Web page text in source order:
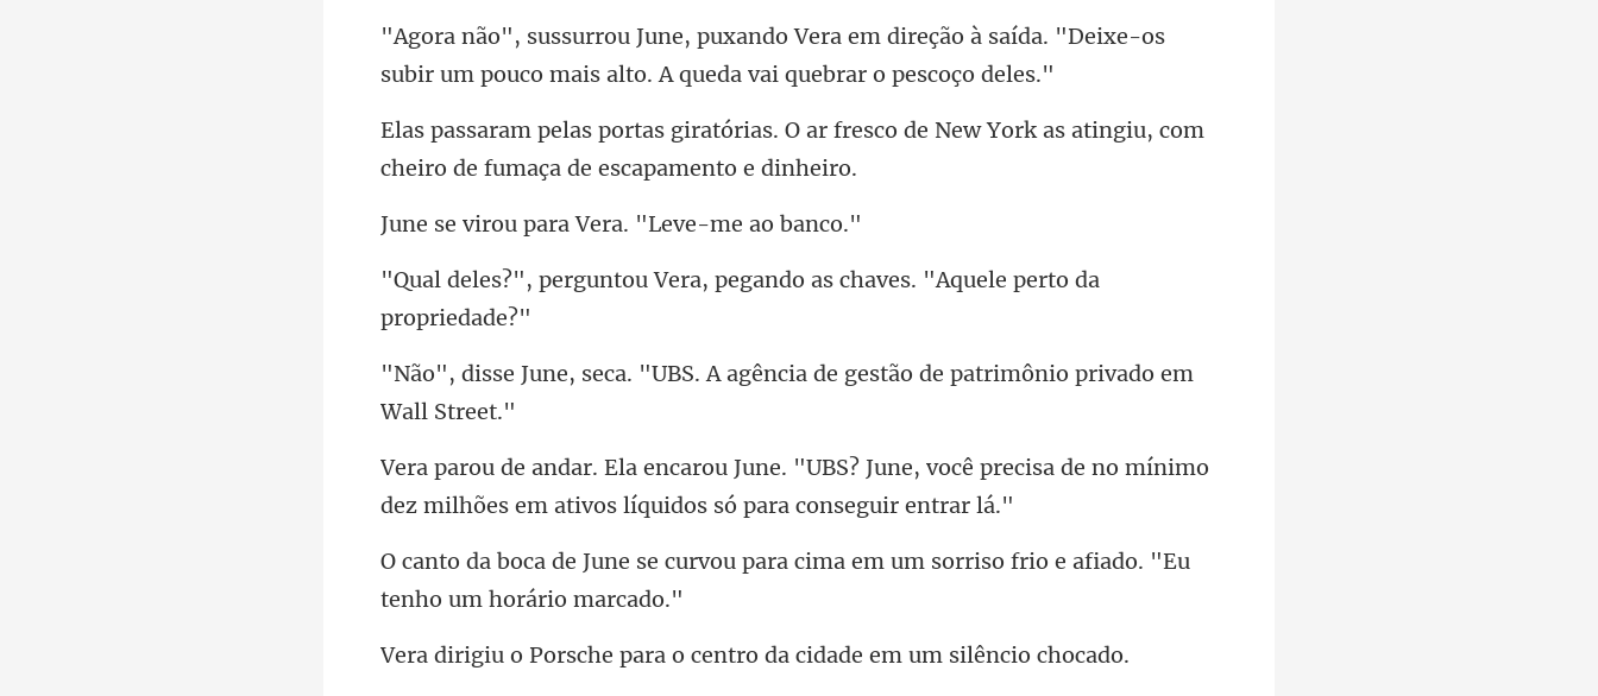
direção à saída. "Deixe-os
subir um pouco mai
ar fresco de New York as atingiu, com
c
para Vera. "Le
era, pegando as chaves. "A
. A agência de gestão de patr
June, você precisa de no mínimo
dez milhões e
para cima em um sorriso frio e afi
para o centro da cidade